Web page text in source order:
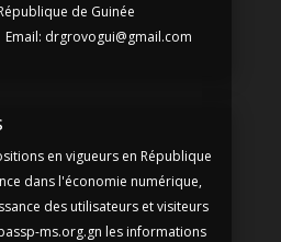
de Guinée
Email: drgrovogui@gmail.com
en vigueurs en République
dans l'économie numérique,
des utilisateurs et visiteurs
ms.org.gn les informations